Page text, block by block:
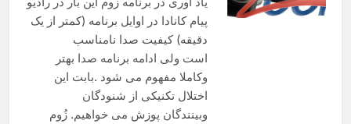
پیام کانادا در اوایل برنامه (کمتر از یک
دقیقه) کیفیت صدا نامناسب
است ولی ادامه برنامه صدا بهتر
وکاملا مفهوم می شود .بابت این
اختلال تکنیکی از شنودگان
وبینندگان پوزش می خواهیم. زُوم